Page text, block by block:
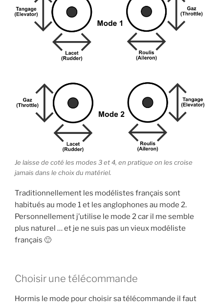
Je laisse de coté les modes 3 et 4, en pratique on les croise
jamais dans le choix du matériel.
Traditionnellement les modélistes français sont
habitués au mode 1 et les anglophones au mode 2.
Personnellement j’utilise le mode 2 car il me semble
plus naturel … et je ne suis pas un vieux modéliste
français 🙂
Choisir une télécommande
Hormis le mode pour choisir sa télécommande il faut